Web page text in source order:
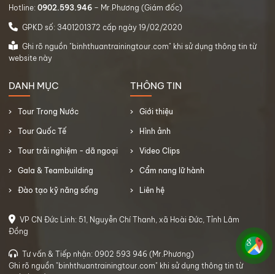
Hotline: 0902.593.946 – Mr.Phương (Giám đốc)
GPKD số: 3401201372 cấp ngày 19/02/2020
Ghi rõ nguồn "binhthuantrainingtour.com" khi sử dụng thông tin từ
website này
DANH MỤC
Tour Trong Nước
Tour Quốc Tế
Tour trải nghiệm - dã ngoại
Gala & Teambuilding
Đào tạo kỹ năng sống
THÔNG TIN
Giới thiệu
Hình ảnh
Video Clips
Cẩm nang lữ hành
Liên hệ
VP CN Đức Linh: 51, Nguyễn Chí Thanh, xã Hoài Đức, Tỉnh Lâm
Đồng
Tư vấn & Tiếp nhận: 0902 593 946 (Mr.Phương)
Ghi rõ nguồn "binhthuantrainingtour.com" khi sử dụng thông tin từ